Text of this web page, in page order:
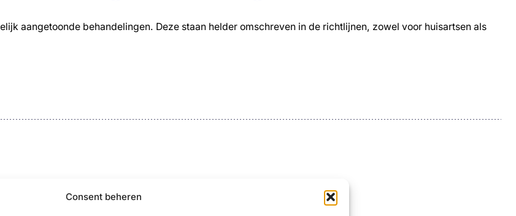
Consent beheren
aangetoonde behandelingen. Deze staan helder omschreven in de richtlijnen, zowel voor huisartsen als
doen om me beter te voelen?”